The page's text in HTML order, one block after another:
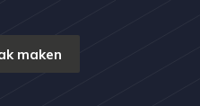
maken